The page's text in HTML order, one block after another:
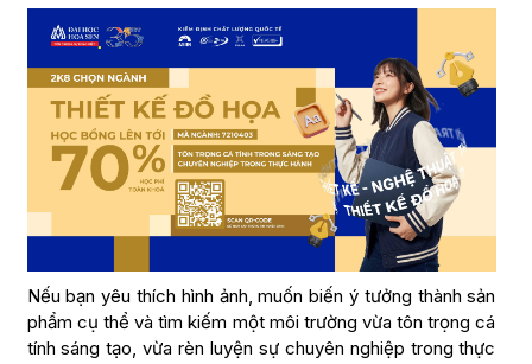
Nếu bạn yêu thích hình ảnh, muốn biến ý tưởng thành sản
phẩm cụ thể và tìm kiếm một môi trường vừa tôn trọng cá
tính sáng tạo, vừa rèn luyện sự chuyên nghiệp trong thực